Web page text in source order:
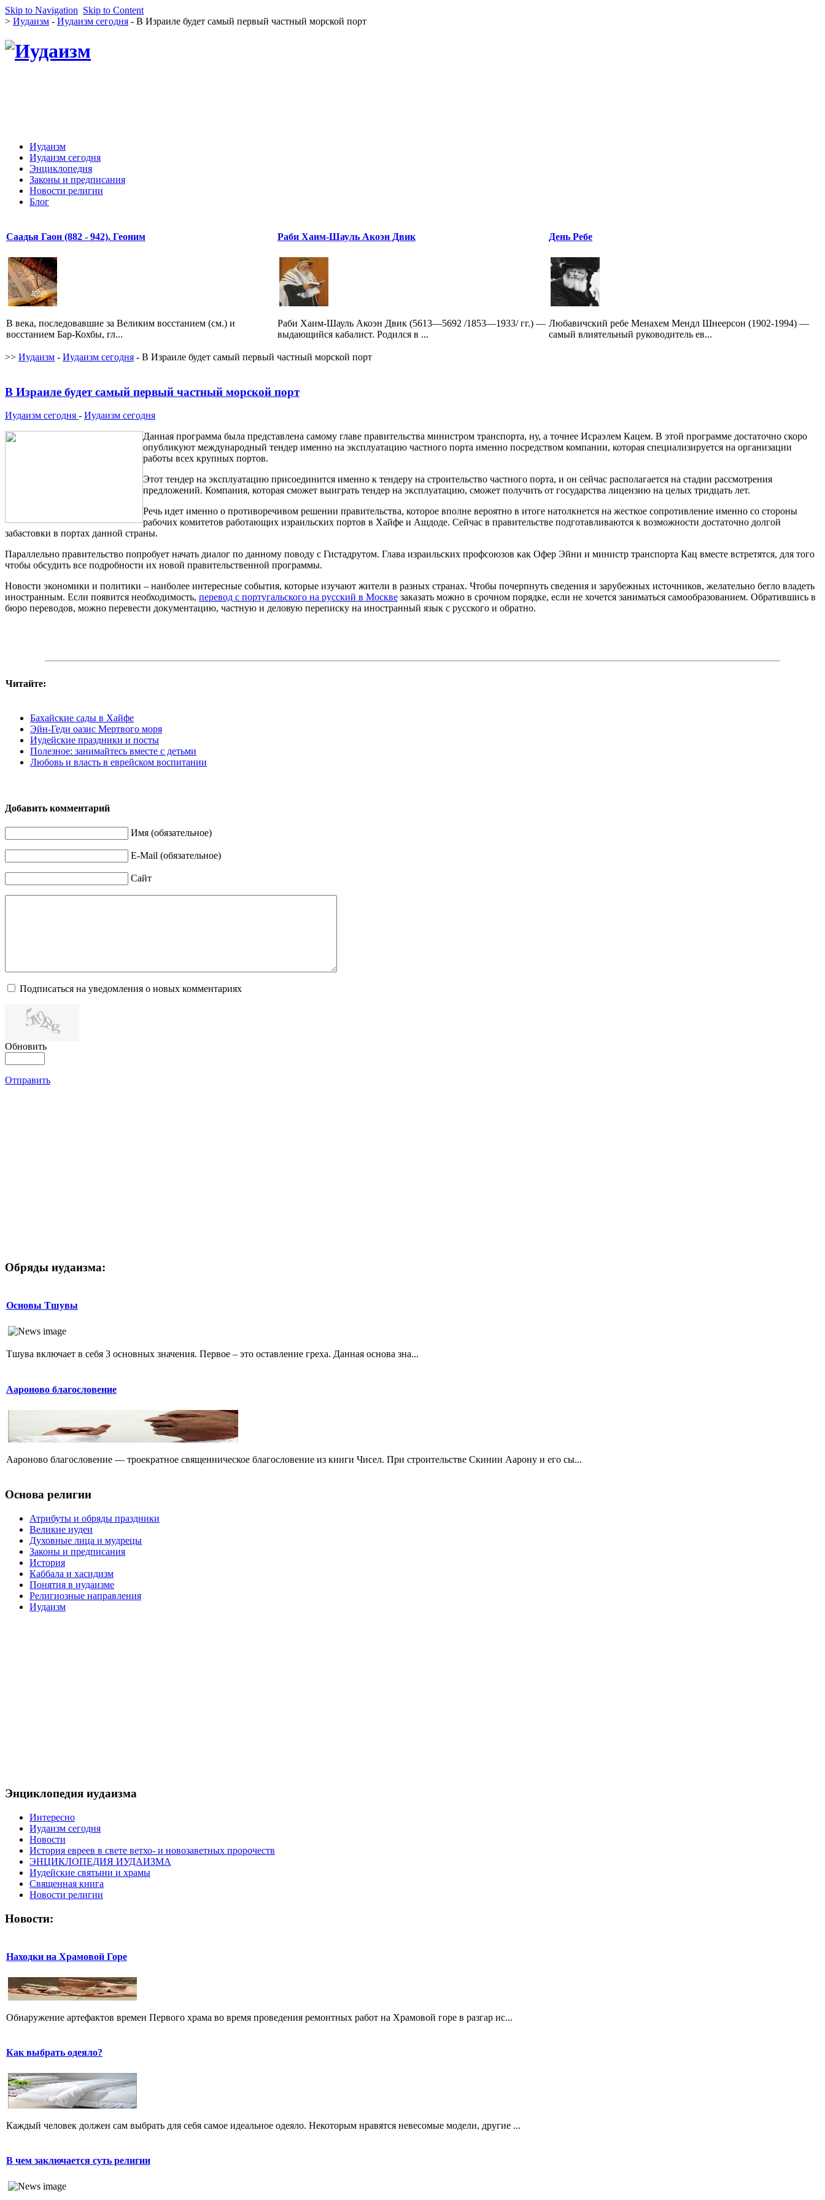
Skip to Navigation Skip to Content
> Иудаизм - Иудаизм сегодня - В Израиле будет самый первый частный морской порт
Иудаизм
Иудаизм сегодня
Энциклопедия
Законы и предписания
Новости религии
Блог
Саадья Гаон (882 - 942). Геоним
В века, последовавшие за Великим восстанием (см.) и
восстанием Бар-Кохбы, гл...
Раби Хаим-Шауль Акоэн Двик
Раби Хаим-Шауль Акоэн Двик (5613—5692 /1853—1933/ гг.) —
выдающийся кабалист. Родился в ...
День Ребе
Любавичский ребе Менахем Мендл Шнеерсон (1902-1994) —
самый влиятельный руководитель ев...
>> Иудаизм - Иудаизм сегодня - В Израиле будет самый первый частный морской порт
В Израиле будет самый первый частный морской порт
Иудаизм сегодня - Иудаизм сегодня
Данная программа была представлена самому главе правительства министром транспорта, ну, а точнее Исраэлем Кацем. В этой программе достаточно скоро
опубликуют международный тендер именно на эксплуатацию частного порта именно посредством компании, которая специализируется на организации
работы всех крупных портов.
Этот тендер на эксплуатацию присоединится именно к тендеру на строительство частного порта, и он сейчас располагается на стадии рассмотрения
предложений. Компания, которая сможет выиграть тендер на эксплуатацию, сможет получить от государства лицензию на целых тридцать лет.
Речь идет именно о противоречивом решении правительства, которое вполне вероятно в итоге натолкнется на жесткое сопротивление именно со стороны
рабочих комитетов работающих израильских портов в Хайфе и Ашдоде. Сейчас в правительстве подготавливаются к возможности достаточно долгой
забастовки в портах данной страны.
Параллельно правительство попробует начать диалог по данному поводу с Гистадрутом. Глава израильских профсоюзов как Офер Эйни и министр транспорта Кац вместе встретятся, для того
чтобы обсудить все подробности их новой правительственной программы.
Новости экономики и политики – наиболее интересные события, которые изучают жители в разных странах. Чтобы почерпнуть сведения и зарубежных источников, желательно бегло владеть
иностранным. Если появится необходимость, перевод с португальского на русский в Москве заказать можно в срочном порядке, если не хочется заниматься самообразованием. Обратившись в
бюро переводов, можно перевести документацию, частную и деловую переписку на иностранный язык с русского и обратно.
Читайте:
Бахайские сады в Хайфе
Эйн-Геди оазис Мертвого моря
Иудейские праздники и посты
Полезное: занимайтесь вместе с детьми
Любовь и власть в еврейском воспитании
Добавить комментарий
Имя (обязательное)
E-Mail (обязательное)
Сайт
Подписаться на уведомления о новых комментариях
Обновить
Отправить
Обряды иудаизма:
Основы Тшувы
Тшува включает в себя 3 основных значения. Первое – это оставление греха. Данная основа зна...
Аароново благословение
Аароново благословение — троекратное священническое благословение из книги Чисел. При строительстве Скинии Аарону и его сы...
Основа религии
Атрибуты и обряды праздники
Великие иудеи
Духовные лица и мудрецы
Законы и предписания
История
Каббала и хасидизм
Понятия в иудаизме
Религиозные направления
Иудаизм
Энциклопедия иудаизма
Интересно
Иудаизм сегодня
Новости
История евреев в свете ветхо- и новозаветных пророчеств
ЭНЦИКЛОПЕДИЯ ИУДАИЗМА
Иудейские святыни и храмы
Священная книга
Новости религии
Новости:
Находки на Храмовой Горе
Обнаружение артефактов времен Первого храма во время проведения ремонтных работ на Храмовой горе в разгар ис...
Как выбрать одеяло?
Каждый человек должен сам выбрать для себя самое идеальное одеяло. Некоторым нравятся невесомые модели, другие ...
В чем заключается суть религии